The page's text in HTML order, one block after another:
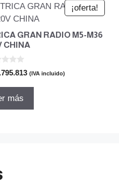
¡oferta!
GRAN RADIO M5-M36
CHINA
El(IVA incluido)
más